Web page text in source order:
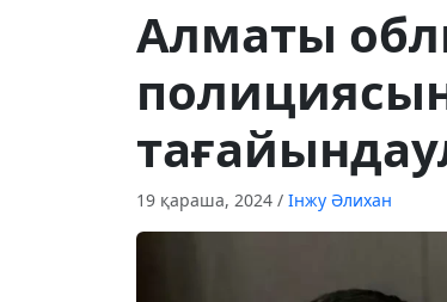
Алматы
19 қараша, 2024 / Інжу Әлихан